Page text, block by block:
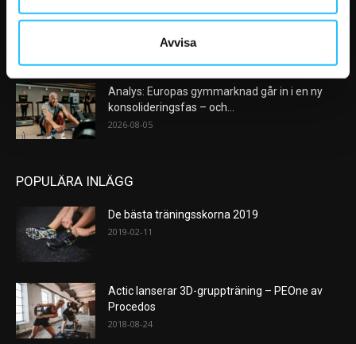
Avvisa
AI kommer aldrig kunna ersätta en frukost
Analys: Europas gymmarknad går in i en ny
konsolideringsfas – och...
2026-08-05
POPULÄRA INLÄGG
De bästa träningsskorna 2019
2019-02-11
Actic lanserar 3D-gruppträning – PEOne av
Procedos
2018-08-24